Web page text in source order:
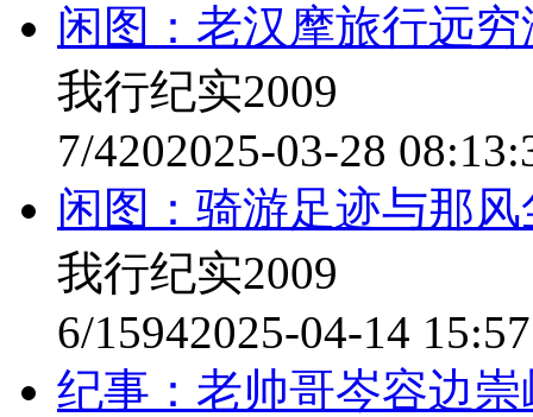
闲图：老汉摩旅行远
我行纪实2009
7/4202025-03-28
闲图：骑游足迹与那
我行纪实2009
6/15942025-04-14
纪事：老帅哥岑容边